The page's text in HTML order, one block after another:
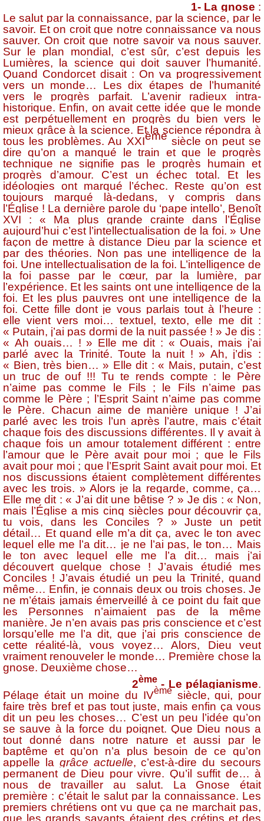
1- La gnose :
Le salut par la connaissance, par la science, par le
savoir. Et on croit que notre connaissance va nous
sauver. On croit que notre savoir va nous sauver.
Sur le plan mondial, c’est sûr, c’est depuis les
Lumières, la science qui doit sauver l’humanité.
Quand Condorcet disait : On va progressivement
vers un monde… Les dix étapes de l’humanité
vers le progrès parfait. L’avenir radieux intra-
historique. Enfin, on avait cette idée que le monde
est perpétuellement en progrès du bien vers le
mieux grâce à la science. Et la science répondra à
tous les problèmes. Au XXIème siècle on peut se
dire qu’on a manqué le train et que le progrès
technique ne signifie pas le progrès humain et
progrès d’amour. C’est un échec total. Et les
idéologies ont marqué l’échec. Reste qu’on est
toujours marqué là-dedans, y compris dans
l’Église ! La dernière parole du ‘pape intello’, Benoît
XVI : « Ma plus grande crainte dans l’Église
aujourd’hui c’est l’intellectualisation de la foi. » Une
façon de mettre à distance Dieu par la science et
par des théories. Non pas une intelligence de la
foi. Une intellectualisation de la foi. L’intelligence de
la foi passe par le cœur, par la lumière, par
l’expérience. Et les saints ont une intelligence de la
foi. Et les plus pauvres ont une intelligence de la
foi. Cette fille dont je vous parlais tout à l’heure :
elle vient vers moi… textuel, texto, elle me dit :
« Putain, j’ai pas dormi de la nuit passée ! » Je dis :
« Ah ouais… ! » Elle me dit : « Ouais, mais j’ai
parlé avec la Trinité. Toute la nuit ! » Ah, j’dis :
« Bien, très bien… » Elle dit : « Mais, putain, c’est
un truc de ouf !!! Tu te rends compte : le Père
n’aime pas comme le Fils ; le Fils n’aime pas
comme le Père ; l’Esprit Saint n’aime pas comme
le Père. Chacun aime de manière unique ! J’ai
parlé avec les trois l’un après l’autre, mais c’était
chaque fois des discussions différentes. Il y avait à
chaque fois un amour totalement différent : entre
l’amour que le Père avait pour moi ; que le Fils
avait pour moi ; que l’Esprit Saint avait pour moi. Et
nos discussions étaient complètement différentes
avec les trois. » Alors je la regarde, comme, ça…
Elle me dit : « J’ai dit une bêtise ? » Je dis : « Non,
mais l’Église a mis cinq siècles pour découvrir ça,
tu vois, dans les Conciles ? » Juste un petit
détail… Et quand elle m’a dit ça, avec le ton avec
lequel elle me l’a dit… je ne l’ai pas, le ton… Mais
le ton avec lequel elle me l’a dit… mais j’ai
découvert quelque chose ! J’avais étudié mes
Conciles ! J’avais étudié un peu la Trinité, quand
même… Enfin, je connais deux ou trois choses. Je
ne m’étais jamais émerveillé à ce point du fait que
les Personnes n’aimaient pas de la même
manière. Je n’en avais pas pris conscience et c’est
lorsqu’elle me l’a dit, que j’ai pris conscience de
cette réalité-là, vous voyez… Alors, Dieu veut
vraiment renouveler le monde… Première chose la
gnose. Deuxième chose…
2ème - Le pélagianisme.
Pélage était un moine du IVèmesiècle, qui, pour
faire très bref et pas tout juste, mais enfin ça vous
dit un peu les choses… C’est un peu l’idée qu’on
se sauve à la force du poignet. Que Dieu nous a
tout donné dans notre nature et aussi par le
baptême et qu’on n’a plus besoin de ce qu’on
appelle la grâce actuelle, c’est-à-dire du secours
permanent de Dieu pour vivre. Qu’il suffit de… à
nous de travailler au salut. La Gnose était
première : c’était le salut par la connaissance. Les
premiers chrétiens ont vu que ça ne marchait pas,
que les grands savants étaient des crétins et des